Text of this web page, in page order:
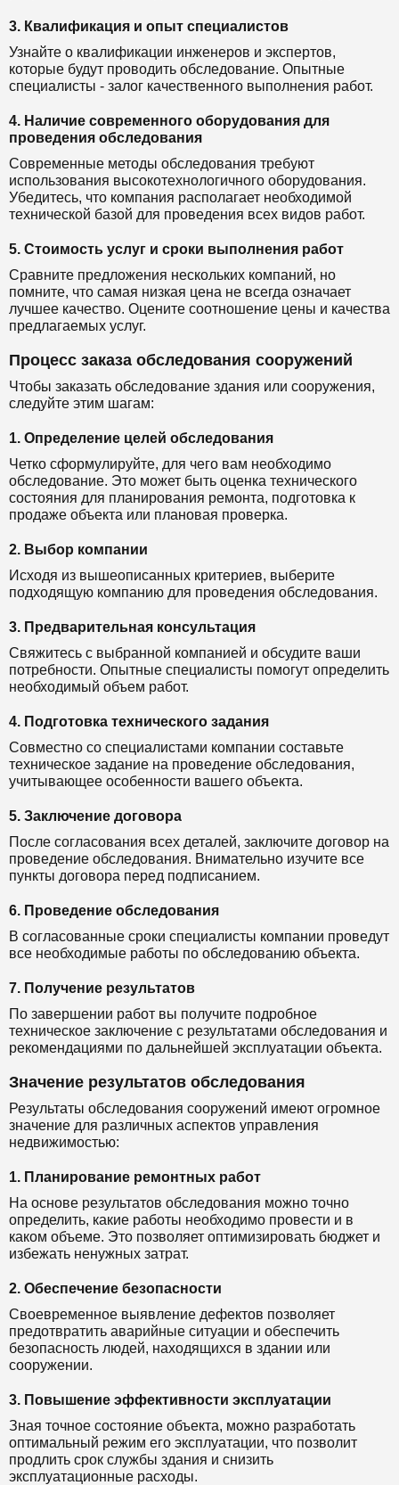
3. Квалификация и опыт специалистов
Узнайте о квалификации инженеров и экспертов,
которые будут проводить обследование. Опытные
специалисты - залог качественного выполнения работ.
4. Наличие современного оборудования для
проведения обследования
Современные методы обследования требуют
использования высокотехнологичного оборудования.
Убедитесь, что компания располагает необходимой
технической базой для проведения всех видов работ.
5. Стоимость услуг и сроки выполнения работ
Сравните предложения нескольких компаний, но
помните, что самая низкая цена не всегда означает
лучшее качество. Оцените соотношение цены и качества
предлагаемых услуг.
Процесс заказа обследования сооружений
Чтобы заказать обследование здания или сооружения,
следуйте этим шагам:
1. Определение целей обследования
Четко сформулируйте, для чего вам необходимо
обследование. Это может быть оценка технического
состояния для планирования ремонта, подготовка к
продаже объекта или плановая проверка.
2. Выбор компании
Исходя из вышеописанных критериев, выберите
подходящую компанию для проведения обследования.
3. Предварительная консультация
Свяжитесь с выбранной компанией и обсудите ваши
потребности. Опытные специалисты помогут определить
необходимый объем работ.
4. Подготовка технического задания
Совместно со специалистами компании составьте
техническое задание на проведение обследования,
учитывающее особенности вашего объекта.
5. Заключение договора
После согласования всех деталей, заключите договор на
проведение обследования. Внимательно изучите все
пункты договора перед подписанием.
6. Проведение обследования
В согласованные сроки специалисты компании проведут
все необходимые работы по обследованию объекта.
7. Получение результатов
По завершении работ вы получите подробное
техническое заключение с результатами обследования и
рекомендациями по дальнейшей эксплуатации объекта.
Значение результатов обследования
Результаты обследования сооружений имеют огромное
значение для различных аспектов управления
недвижимостью:
1. Планирование ремонтных работ
На основе результатов обследования можно точно
определить, какие работы необходимо провести и в
каком объеме. Это позволяет оптимизировать бюджет и
избежать ненужных затрат.
2. Обеспечение безопасности
Своевременное выявление дефектов позволяет
предотвратить аварийные ситуации и обеспечить
безопасность людей, находящихся в здании или
сооружении.
3. Повышение эффективности эксплуатации
Зная точное состояние объекта, можно разработать
оптимальный режим его эксплуатации, что позволит
продлить срок службы здания и снизить
эксплуатационные расходы.